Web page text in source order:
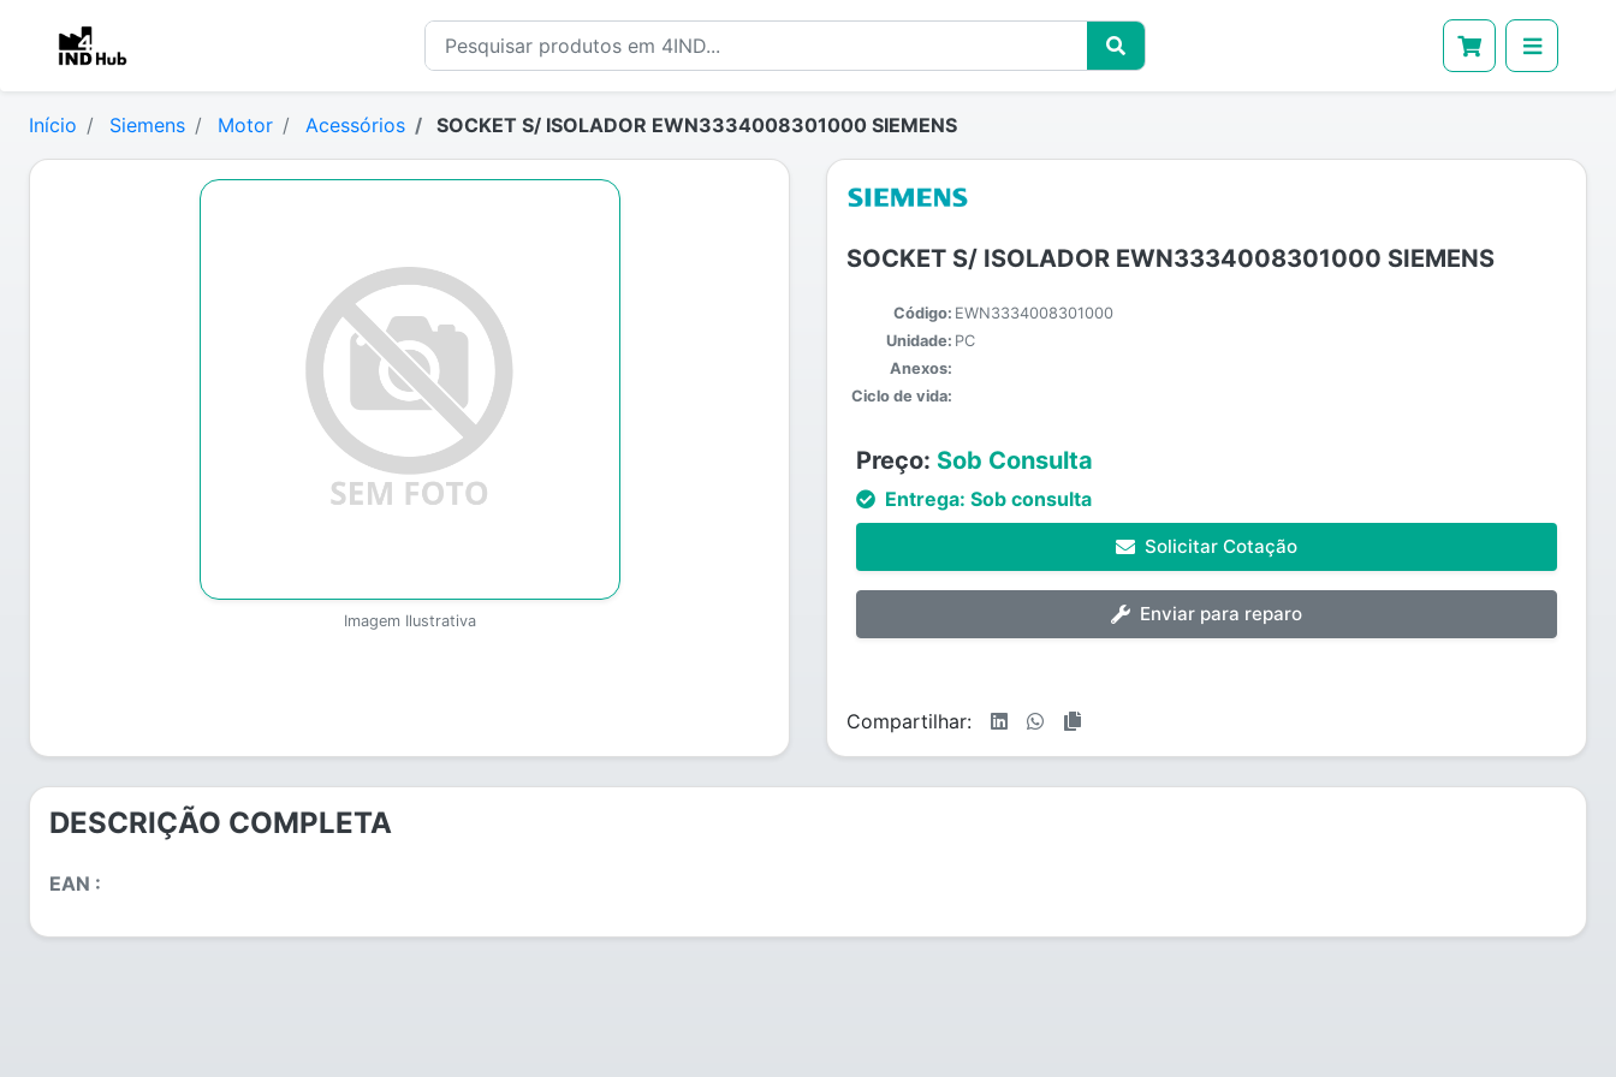
Início Siemens Motor Acessórios SOCKET S/ ISOLADOR EWN3334008301000 SIEMENS
Imagem Ilustrativa
SOCKET S/ ISOLADOR EWN3334008301000 SIEMENS
Código: EWN3334008301000
Unidade: PC
Anexos:
Ciclo de vida:
Preço: Sob Consulta
Entrega: Sob consulta
Solicitar Cotação
Enviar para reparo
Compartilhar:
DESCRIÇÃO COMPLETA
EAN :